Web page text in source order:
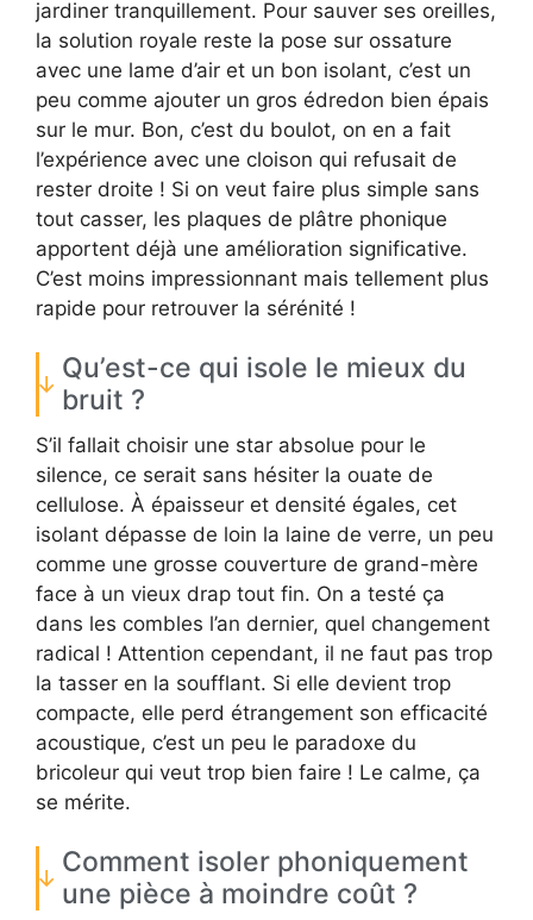
jardiner tranquillement. Pour sauver ses oreilles,
la solution royale reste la pose sur ossature
avec une lame d’air et un bon isolant, c’est un
peu comme ajouter un gros édredon bien épais
sur le mur. Bon, c’est du boulot, on en a fait
l’expérience avec une cloison qui refusait de
rester droite ! Si on veut faire plus simple sans
tout casser, les plaques de plâtre phonique
apportent déjà une amélioration significative.
C’est moins impressionnant mais tellement plus
rapide pour retrouver la sérénité !
Qu’est-ce qui isole le mieux du
bruit ?
S’il fallait choisir une star absolue pour le
silence, ce serait sans hésiter la ouate de
cellulose. À épaisseur et densité égales, cet
isolant dépasse de loin la laine de verre, un peu
comme une grosse couverture de grand-mère
face à un vieux drap tout fin. On a testé ça
dans les combles l’an dernier, quel changement
radical ! Attention cependant, il ne faut pas trop
la tasser en la soufflant. Si elle devient trop
compacte, elle perd étrangement son efficacité
acoustique, c’est un peu le paradoxe du
bricoleur qui veut trop bien faire ! Le calme, ça
se mérite.
Comment isoler phoniquement
une pièce à moindre coût ?